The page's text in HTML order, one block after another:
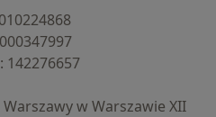
⁠142276657
w Warszawie XII